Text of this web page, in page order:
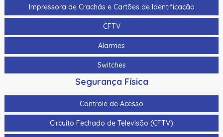
Impressora de Crachás e Cartões de Identificação
CFTV
Alarmes
Switches
Segurança Física
Controle de Acesso
Circuito Fechado de Televisão (CFTV)